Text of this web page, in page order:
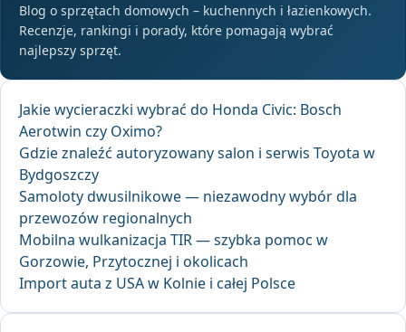
Blog o sprzętach domowych – kuchennych i łazienkowych.
Recenzje, rankingi i porady, które pomagają wybrać
najlepszy sprzęt.
Jakie wycieraczki wybrać do Honda Civic: Bosch
Aerotwin czy Oximo?
Gdzie znaleźć autoryzowany salon i serwis Toyota w
Bydgoszczy
Samoloty dwusilnikowe — niezawodny wybór dla
przewozów regionalnych
Mobilna wulkanizacja TIR — szybka pomoc w
Gorzowie, Przytocznej i okolicach
Import auta z USA w Kolnie i całej Polsce